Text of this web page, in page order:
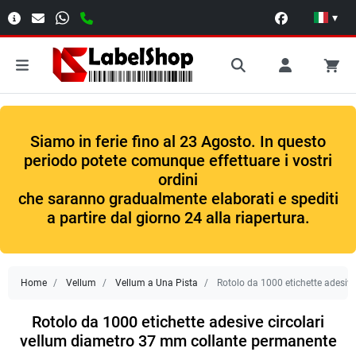
▾
Siamo in ferie fino al 23 Agosto. In questo
periodo potete comunque effettuare i vostri
ordini
che saranno gradualmente elaborati e spediti
a partire dal giorno 24 alla riapertura.
Home Vellum Vellum a Una Pista Rotolo da 1000 etichette
Rotolo da 1000 etichette adesive circolari
vellum diametro 37 mm collante permanente